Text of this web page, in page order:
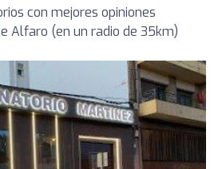
con mejores opiniones
Alfaro (en un radio de 35km)